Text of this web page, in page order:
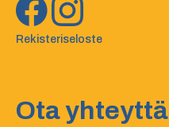
Rekisteriseloste
Ota yhteyttä